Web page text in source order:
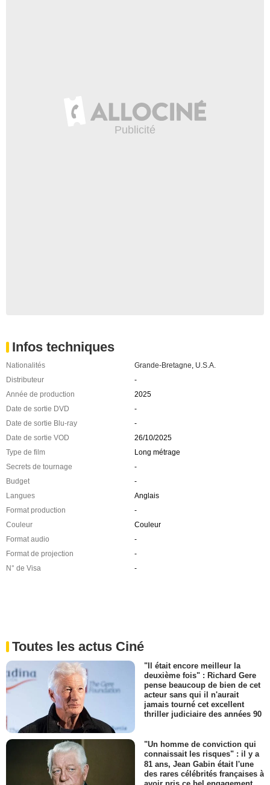
Infos techniques
Nationalités Grande-Bretagne, U.S.A.
Distributeur
-
Année de production
2025
Date de sortie DVD
-
Date de sortie Blu-ray
-
Date de sortie VOD
26/10/2025
Type de film
Long métrage
Secrets de tournage
-
Budget
-
Langues
Anglais
Format production
-
Couleur
Couleur
Format audio
-
Format de projection
-
N° de Visa
-
Toutes les actus Ciné
"Il était encore meilleur la
deuxième fois" : Richard Gere
pense beaucoup de bien de cet
acteur sans qui il n'aurait
jamais tourné cet excellent
thriller judiciaire des années 90
"Un homme de conviction qui
connaissait les risques" : il y a
81 ans, Jean Gabin était l'une
des rares célébrités françaises à